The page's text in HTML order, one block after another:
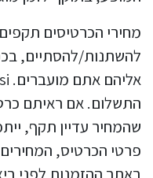
מחירי הכרטיסים
להשתנות/להסתיים,
התשלום. אם ראיתם
שהמחיר עדיין תקף,
פרטי הכרטיס,